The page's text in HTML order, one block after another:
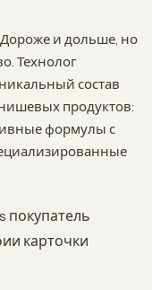
Дороже и дольше, но
Технолог
состав
продуктов:
формулы с
покупатель
карточки